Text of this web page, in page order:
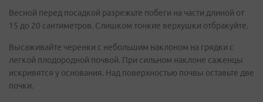
Весной перед посадкой разрежьте побеги на части длиной от
15 до 20 сантиметров. Слишком тонкие верхушки отбракуйте.
Высаживайте черенки с небольшим наклоном на грядки с
легкой плодородной почвой. При сильном наклоне саженцы
искривятся у основания. Над поверхностью почвы оставьте две
почки.